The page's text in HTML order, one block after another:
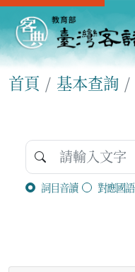
首頁 基本查詢
詞目音讀 對應國語